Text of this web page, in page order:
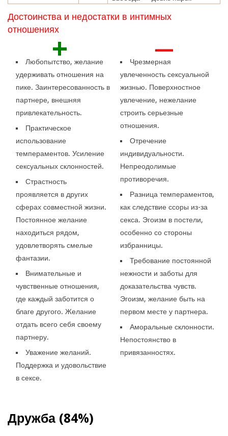
Достоинства и недостатки в интимных
отношениях
+
Любопытство, желание
удерживать отношения на
пике. Заинтересованность в
партнере, внешняя
привлекательность.
Практическое
использование
темпераментов. Усиление
сексуальных склонностей.
Страстность
проявляется в других
сферах совместной жизни.
Постоянное желание
находиться рядом,
удовлетворять смелые
фантазии.
Внимательные и
чувственные отношения,
где каждый заботится о
благе другого. Желание
отдать всего себя своему
партнеру.
Уважение желаний.
Поддержка и удовольствие
в сексе.
—
Чрезмерная
увлеченность сексуальной
жизнью. Поверхностное
увлечение, нежелание
строить серьезные
отношения.
Отречение
индивидуальности.
Непреодолимые
противоречия.
Разница темпераментов,
как следствие ссоры из-за
секса. Эгоизм в постели,
особенно со стороны
избранницы.
Требование постоянной
нежности и заботы для
доказательства чувств.
Эгоизм, желание быть на
первом месте у партнера.
Аморальные склонности.
Непостоянство в
привязанностях.
Дружба (84%)